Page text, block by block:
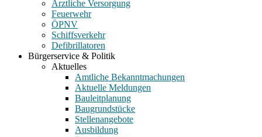
Ärztliche Versorgung
Feuerwehr
ÖPNV
Schiffsverkehr
Defibrillatoren
Bürgerservice & Politik
Aktuelles
Amtliche Bekanntmachungen
Aktuelle Meldungen
Bauleitplanung
Baugrundstücke
Stellenangebote
Ausbildung